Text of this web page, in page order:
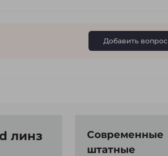
Добавить вопрос
линз
Современные
штатные